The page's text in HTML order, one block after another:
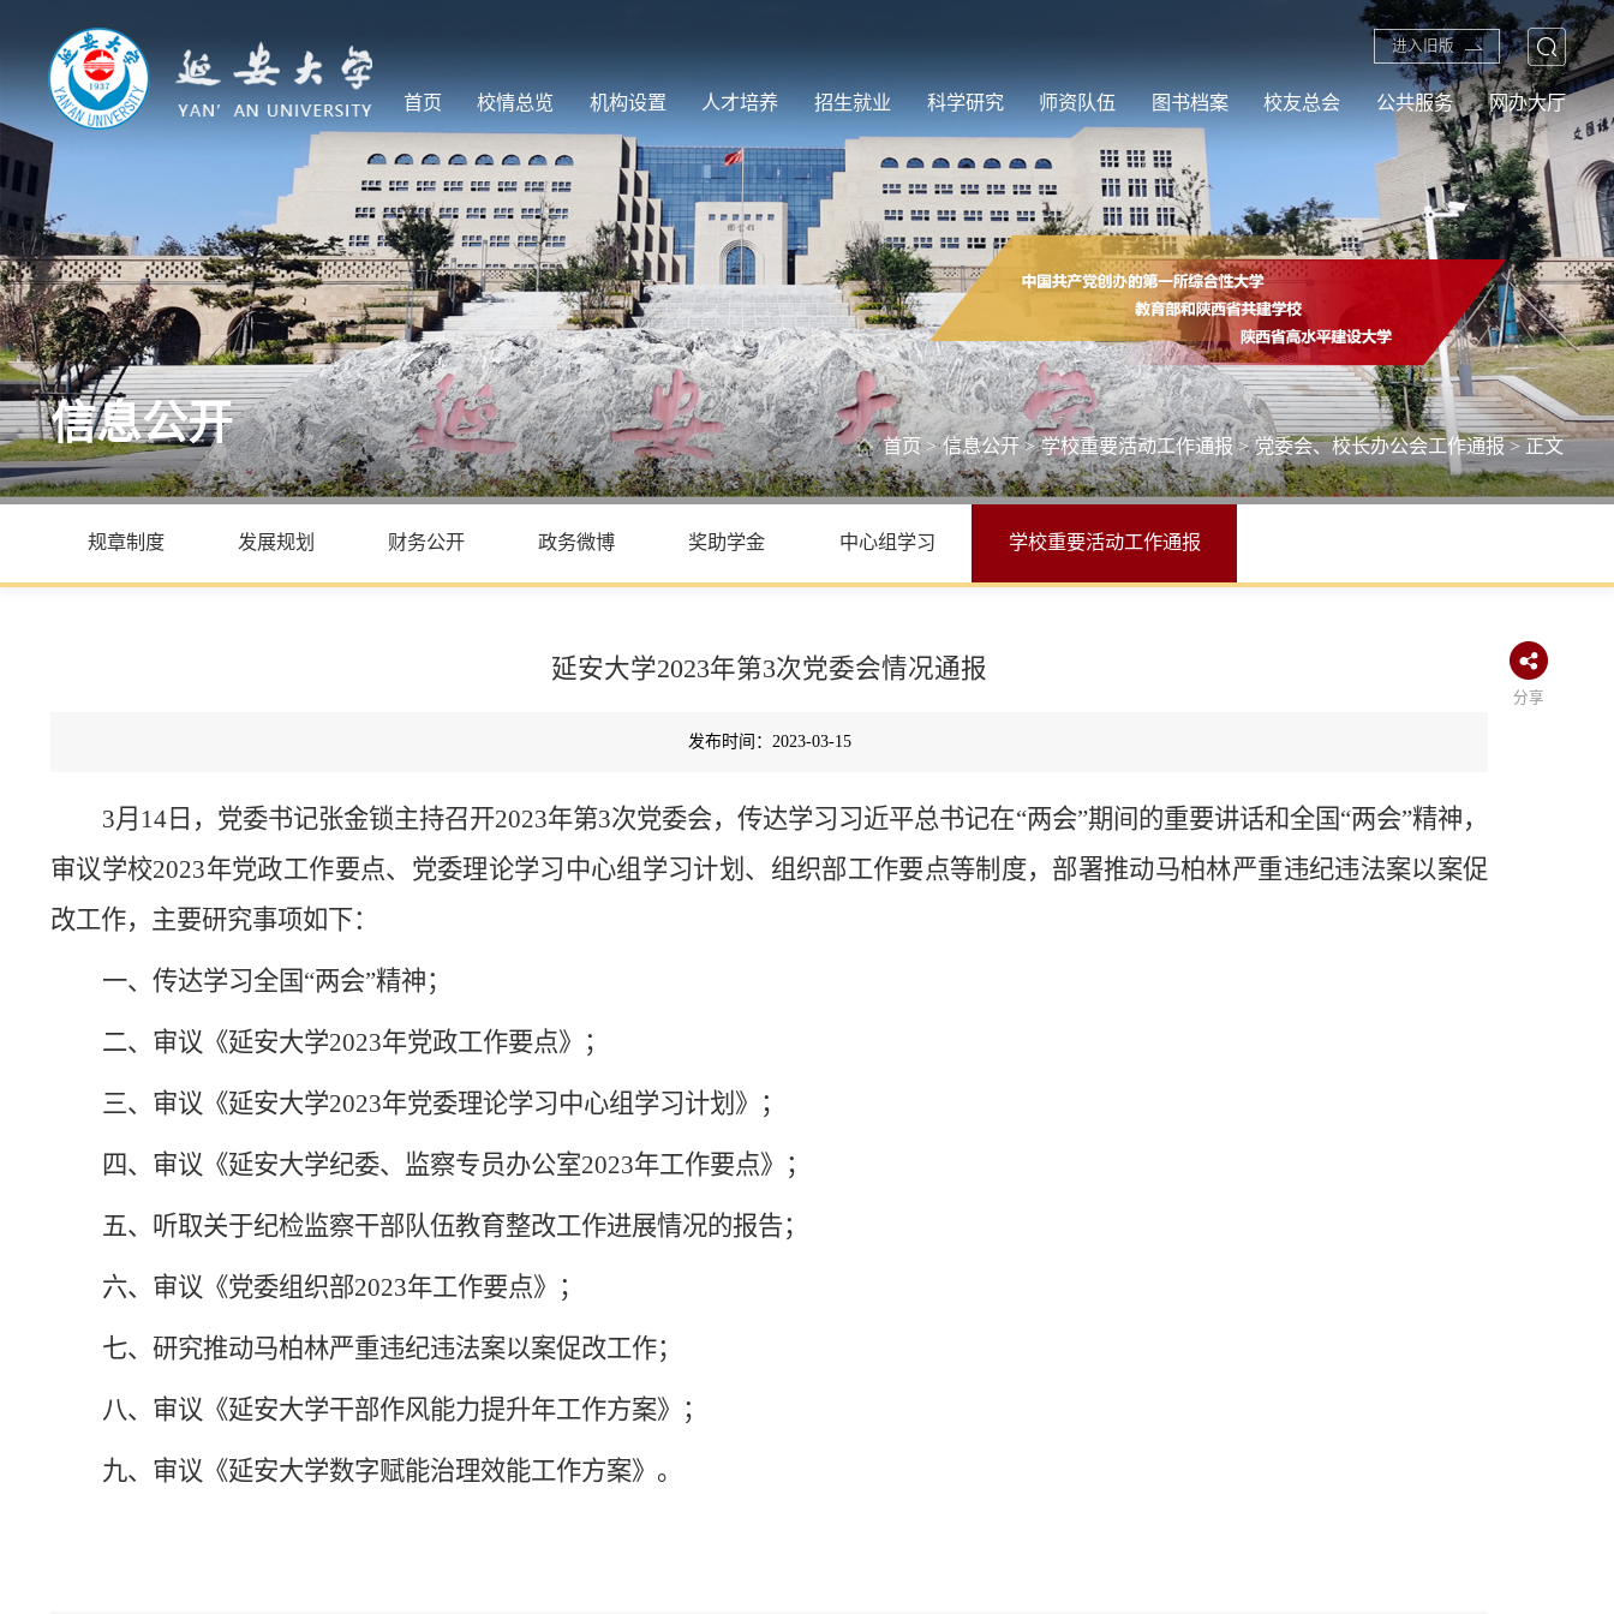
进入旧版
首页 校情总览 机构设置 人才培养 招生就业 科学研究 师资队伍 图书档案 校友总会 公共服务 网办大厅
信息公开 首页 > 信息公开 > 学校重要活动工作通报 > 党委会、校长办公会工作通报 > 正文
规章制度 发展规划 财务公开 政务微博 奖助学金 中心组学习 学校重要活动工作通报
延安大学2023年第3次党委会情况通报
分享
发布时间：2023-03-15
3月14日，党委书记张金锁主持召开2023年第3次党委会，传达学习习近平总书记在“两会”期间的重要讲话和全国“两会”精神，
审议学校2023年党政工作要点、党委理论学习中心组学习计划、组织部工作要点等制度，部署推动马柏林严重违纪违法案以案促
改工作，主要研究事项如下：
一、传达学习全国 “两会”精神；
二、审议《延安大学2023年党政工作要点》；
三、审议《延安大学2023年党委理论学习中心组学习计划》；
四、审议《延安大学纪委、监察专员办公室2023年工作要点》；
五、听取关于纪检监察干部队伍教育整改工作进展情况的报告；
六、审议《党委组织部2023年工作要点》；
七、研究推动马柏林严重违纪违法案以案促改工作；
八、审议《延安大学干部作风能力提升年工作方案》；
九、审议《延安大学数字赋能治理效能工作方案》。